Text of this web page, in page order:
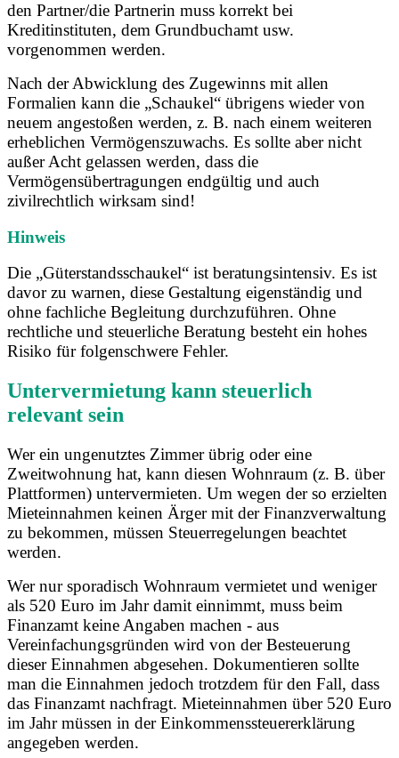
den Partner/die Partnerin muss korrekt bei
Kreditinstituten, dem Grundbuchamt usw.
vorgenommen werden.
Nach der Abwicklung des Zugewinns mit allen
Formalien kann die „Schaukel“ übrigens wieder von
neuem angestoßen werden, z. B. nach einem weiteren
erheblichen Vermögenszuwachs. Es sollte aber nicht
außer Acht gelassen werden, dass die
Vermögensübertragungen endgültig und auch
zivilrechtlich wirksam sind!
Hinweis
Die „Güterstandsschaukel“ ist beratungsintensiv. Es ist
davor zu warnen, diese Gestaltung eigenständig und
ohne fachliche Begleitung durchzuführen. Ohne
rechtliche und steuerliche Beratung besteht ein hohes
Risiko für folgenschwere Fehler.
Untervermietung kann steuerlich
relevant sein
Wer ein ungenutztes Zimmer übrig oder eine
Zweitwohnung hat, kann diesen Wohnraum (z. B. über
Plattformen) untervermieten. Um wegen der so erzielten
Mieteinnahmen keinen Ärger mit der Finanzverwaltung
zu bekommen, müssen Steuerregelungen beachtet
werden.
Wer nur sporadisch Wohnraum vermietet und weniger
als 520 Euro im Jahr damit einnimmt, muss beim
Finanzamt keine Angaben machen - aus
Vereinfachungsgründen wird von der Besteuerung
dieser Einnahmen abgesehen. Dokumentieren sollte
man die Einnahmen jedoch trotzdem für den Fall, dass
das Finanzamt nachfragt. Mieteinnahmen über 520 Euro
im Jahr müssen in der Einkommenssteuererklärung
angegeben werden.